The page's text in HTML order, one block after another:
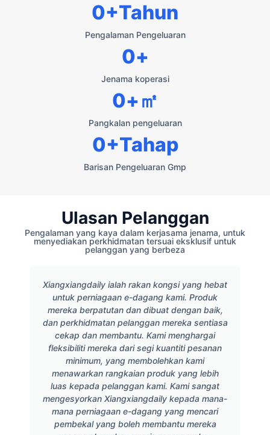
Pengalaman Pengeluaran
0+Tahun
Jenama koperasi
0+
Pangkalan pengeluaran
0+㎡
Barisan Pengeluaran Gmp
0+Tahap
Ulasan Pelanggan
Pengalaman yang kaya dalam kerjasama jenama, untuk
menyediakan perkhidmatan tersuai eksklusif untuk
pelanggan yang berbeza
Xiangxiangdaily ialah rakan kongsi yang hebat
untuk perniagaan e-dagang kami. Produk
mereka berpatutan dan dibuat dengan baik,
dan perkhidmatan pelanggan mereka sentiasa
cekap dan membantu. Kami menghargai
fleksibiliti mereka dari segi kuantiti pesanan
minimum, yang membolehkan kami
menawarkan rangkaian produk yang lebih
luas kepada pelanggan kami. Kami sangat
mengesyorkan Xiangxiangdaily kepada mana-
mana perniagaan e-dagang yang mencari
pembekal yang boleh membantu mereka